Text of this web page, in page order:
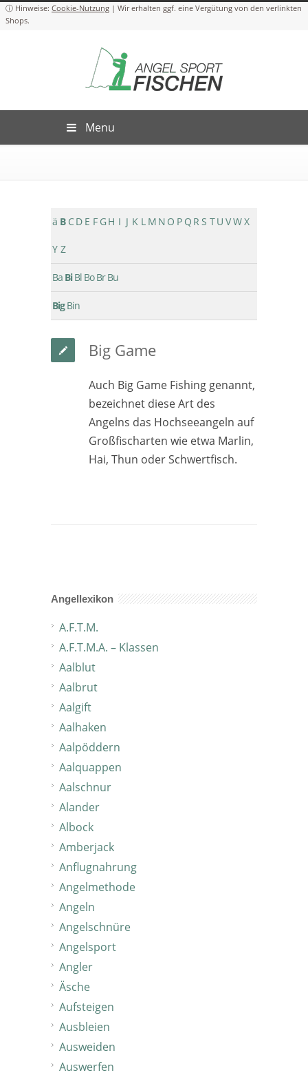
Cookie-Nutzung
Menu
ä B C D E F G H I J K L M N O P Q R S T U V W X
Y Z
Ba Bi Bl Bo Br Bu
Big Bin
Big Game
Auch Big Game Fishing genannt,
bezeichnet diese Art des
Angelns das Hochseeangeln auf
Großfischarten wie etwa Marlin,
Hai, Thun oder Schwertfisch.
Angellexikon
A.F.T.M.
A.F.T.M.A. – Klassen
Aalblut
Aalbrut
Aalgift
Aalhaken
Aalpöddern
Aalquappen
Aalschnur
Alander
Albock
Amberjack
Anflugnahrung
Angelmethode
Angeln
Angelschnüre
Angelsport
Angler
Äsche
Aufsteigen
Ausbleien
Ausweiden
Auswerfen